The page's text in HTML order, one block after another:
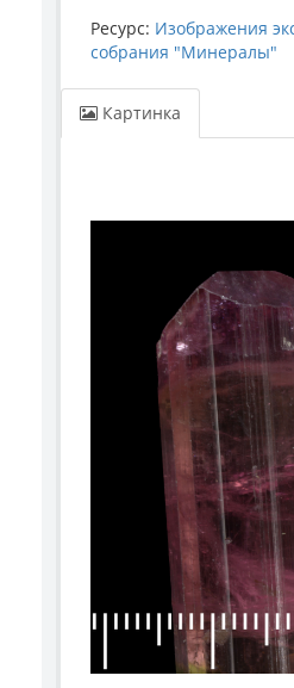
Ресурс: Изображения
собрания "Минералы"
Картинка